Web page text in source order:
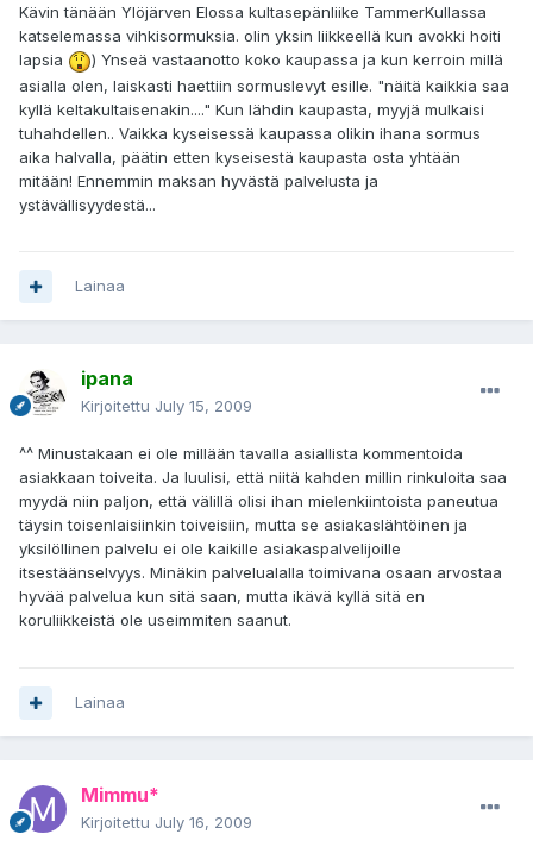
Kävin tänään Ylöjärven Elossa kultasepänliike TammerKullassa
katselemassa vihkisormuksia. olin yksin liikkeellä kun avokki hoiti
lapsia
) Ynseä vastaanotto koko kaupassa ja kun kerroin millä
asialla olen, laiskasti haettiin sormuslevyt esille. "näitä kaikkia saa
kyllä keltakultaisenakin...." Kun lähdin kaupasta, myyjä mulkaisi
tuhahdellen.. Vaikka kyseisessä kaupassa olikin ihana sormus
aika halvalla, päätin etten kyseisestä kaupasta osta yhtään
mitään! Ennemmin maksan hyvästä palvelusta ja
ystävällisyydestä...
Lainaa
ipana
Kirjoitettu July 15, 2009
^^ Minustakaan ei ole millään tavalla asiallista kommentoida
asiakkaan toiveita. Ja luulisi, että niitä kahden millin rinkuloita saa
myydä niin paljon, että välillä olisi ihan mielenkiintoista paneutua
täysin toisenlaisiinkin toiveisiin, mutta se asiakaslähtöinen ja
yksilöllinen palvelu ei ole kaikille asiakaspalvelijoille
itsestäänselvyys. Minäkin palvelualalla toimivana osaan arvostaa
hyvää palvelua kun sitä saan, mutta ikävä kyllä sitä en
koruliikkeistä ole useimmiten saanut.
Lainaa
Mimmu*
Kirjoitettu July 16, 2009